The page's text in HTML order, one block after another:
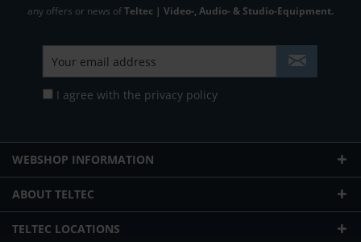
any offers or news ofTeltec | Video-, Audio- & Studio-Equipment.
I agree with the privacy policy
WEBSHOP INFORMATION
ABOUT TELTEC
TELTEC LOCATIONS